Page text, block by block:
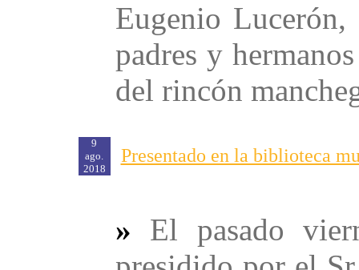
Eugenio
padres y
del rincón
9
ago.
2018
Presentado en la biblioteca
»
El pasado